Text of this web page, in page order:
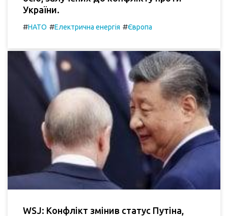
України.
#НАТО #Електрична енергія #Європа
WSJ: Конфлікт змінив статус Путіна,